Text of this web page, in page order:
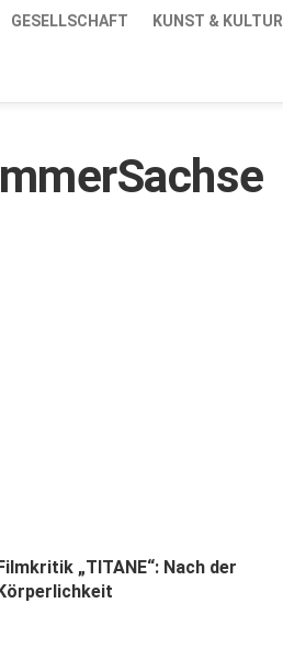
GESELLSCHAFT KUNST & KULTUR
„TITANE“: Nach der